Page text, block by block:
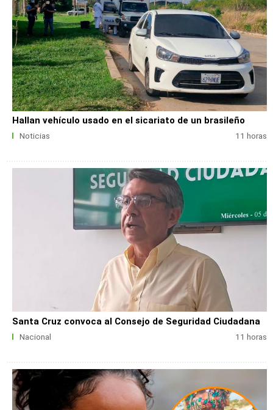
Hallan vehículo usado en el sicariato de un brasileño
Noticias 11 horas
Santa Cruz convoca al Consejo de Seguridad Ciudadana
Nacional 11 horas